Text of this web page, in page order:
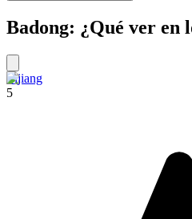
Badong: ¿Qué ver en
Lijiang
5